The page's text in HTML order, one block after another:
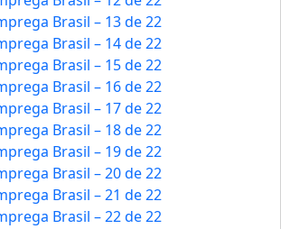
Brasil – 13 de 22
Brasil – 14 de 22
Brasil – 15 de 22
Brasil – 16 de 22
Brasil – 17 de 22
Brasil – 18 de 22
Brasil – 19 de 22
Brasil – 20 de 22
Brasil – 21 de 22
Brasil – 22 de 22